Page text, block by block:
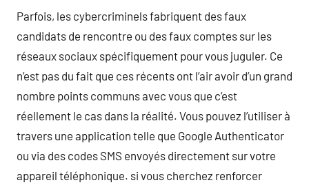
Parfois, les cybercriminels fabriquent des faux
candidats de rencontre ou des faux comptes sur les
réseaux sociaux spécifiquement pour vous juguler. Ce
n’est pas du fait que ces récents ont l’air avoir d’un grand
nombre points communs avec vous que c’est
réellement le cas dans la réalité. Vous pouvez l’utiliser à
travers une application telle que Google Authenticator
ou via des codes SMS envoyés directement sur votre
appareil téléphonique. si vous cherchez renforcer